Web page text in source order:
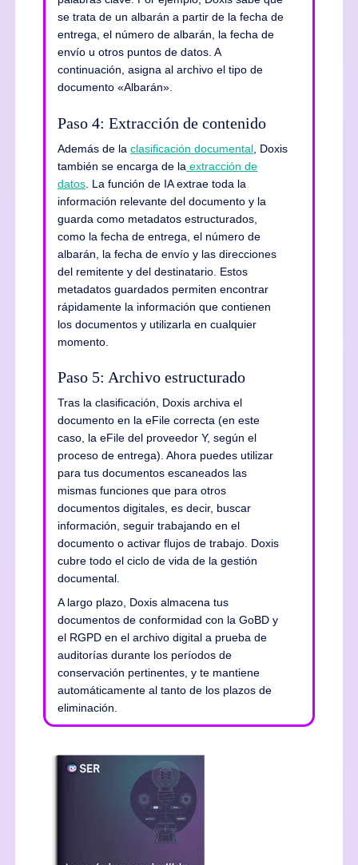
se trata de un albarán a partir de la fecha de
entrega, el número de albarán, la fecha de
envío u otros puntos de datos. A
continuación, asigna al archivo el tipo de
documento «Albarán».
Paso 4: Extracción de contenido
Además de laclasificación documental , Doxis
también se encarga de la extracción de
datos . La función de IA extrae toda la
información relevante del documento y la
guarda como metadatos estructurados,
como la fecha de entrega, el número de
albarán, la fecha de envío y las direcciones
del remitente y del destinatario. Estos
metadatos guardados permiten encontrar
rápidamente la información que contienen
los documentos y utilizarla en cualquier
momento.
Paso 5: Archivo estructurado
Tras la clasificación, Doxis archiva el
documento en la eFile correcta (en este
caso, la eFile del proveedor Y, según el
proceso de entrega). Ahora puedes utilizar
para tus documentos escaneados las
mismas funciones que para otros
documentos digitales, es decir, buscar
información, seguir trabajando en el
documento o activar flujos de trabajo. Doxis
cubre todo el ciclo de vida de la gestión
documental.
A largo plazo, Doxis almacena tus
documentos de conformidad con la GoBD y
el RGPD en el archivo digital a prueba de
auditorías durante los períodos de
conservación pertinentes, y te mantiene
automáticamente al tanto de los plazos de
eliminación.